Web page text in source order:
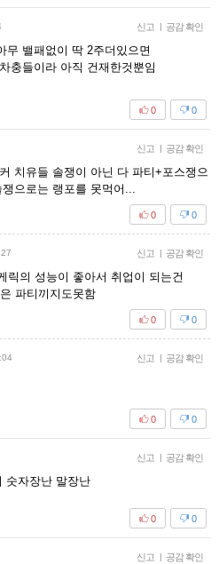
신고 | 공감 확인
무 밸패없이 딱 2주더있으면
충들이라 아직 건재한것뿐임
0
0
신고 | 공감 확인
치유들 솔쟁이 아닌 다 파티+포스쟁으
으로는 랭포를 못먹어...
0
0
신고 | 공감 확인
릭의 성능이 좋아서 취업이 되는건
파티끼지도못함
0
0
신고 | 공감 확인
0
0
신고 | 공감 확인
숫자장난 말장난
0
0
신고 | 공감 확인